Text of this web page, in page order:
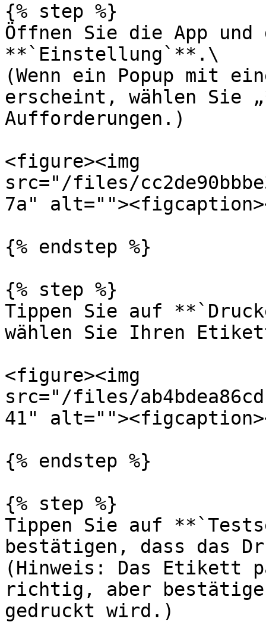
{% step %}
Öffnen Sie die App und
**`Einstellung`**.\
(Wenn ein Popup mit
erscheint, wählen Sie
Aufforderungen.)
<figure><img
src="/files/
7a"
{% endstep %}
{% step %}
Tippen Sie auf
wählen Sie Ihren
<figure><img
src="/files/
41"
{% endstep %}
{% step %}
Tippen Sie auf
bestätigen, dass das
(Hinweis: Das Etikett
richtig, aber
gedruckt wird.)